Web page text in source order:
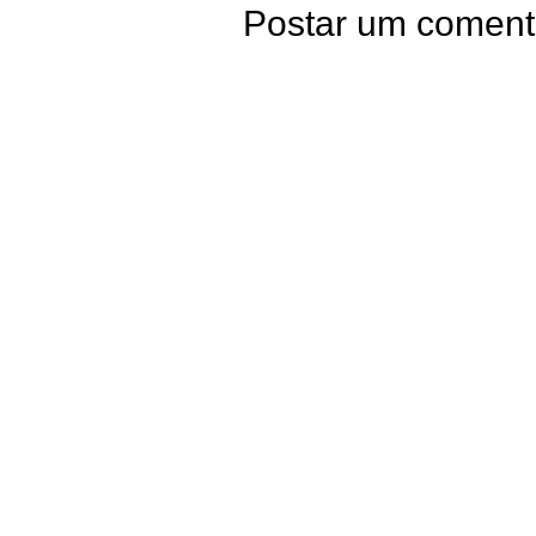
Postar um